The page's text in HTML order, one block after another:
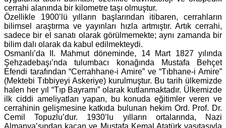
cerrahi alanında bir kilometre taşı olmuştur.
Özellikle 1900’lü yılların başlarından itibaren, cerrahların
bilimsel araştırma ve yayınları hızla artmıştır. Artık cerrahi,
sadece bir el sanatı olarak görülmemekte; aynı zamanda bir
bilim dalı olarak da kabul edilmekteydi.
Osmanlı’da II. Mahmut döneminde, 14 Mart 1827 yılında
Şehzadebaşı’nda tulumbacı konağında Mustafa Behçet
Efendi tarafından “Cerrahhane-i Amire” ve “Tıbhane-i Amire”
(Mektebi Tıbbiyeyi Askeriye) kurulmuştur. Bu tarih ülkemizde
halen her yıl “Tıp Bayramı” olarak kutlanmaktadır. Ülkemizde
ilk ciddi ameliyatları yapan, bu konuda eğitimler veren ve
cerrahinin gelişmesine katkıda bulunan hekim Ord. Prof. Dr.
Cemil Topuzlu’dur. 1930’lu yılların ortalarında, Nazi
Almanya’sından kaçan ve Mustafa Kemal Atatürk vasıtasıyla